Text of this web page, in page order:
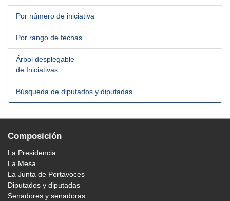
Por número de iniciativa
Por rango de fechas
Árbol desplegable
de Iniciativas
Búsqueda de diputados y diputadas
Composición
La Presidencia
La Mesa
La Junta de Portavoces
Diputados y diputadas
Senadores y senadoras